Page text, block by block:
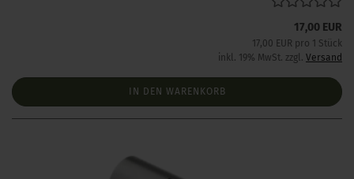
17,00 EUR
17,00 EUR pro 1 Stück
inkl. 19% MwSt. zzgl. Versand
IN DEN WARENKORB